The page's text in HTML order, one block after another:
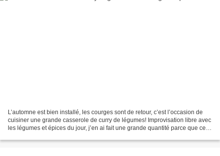
L’automne est bien installé, les courges sont de retour, c’est l’occasion de
cuisiner une grande casserole de curry de légumes! Improvisation libre avec
les légumes et épices du jour, j’en ai fait une grande quantité parce que ce